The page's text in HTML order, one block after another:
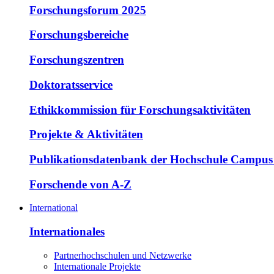
Forschungsforum 2025
Forschungsbereiche
Forschungszentren
Doktoratsservice
Ethikkommission für Forschungsaktivitäten
Projekte & Aktivitäten
Publikationsdatenbank der Hochschule
Forschende von A-Z
International
Internationales
Partnerhochschulen und Netzwerke
Internationale Projekte